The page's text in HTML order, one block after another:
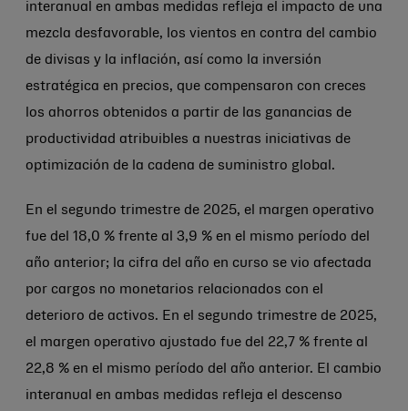
interanual en ambas medidas refleja el impacto de una
mezcla desfavorable, los vientos en contra del cambio
de divisas y la inflación, así como la inversión
estratégica en precios, que compensaron con creces
los ahorros obtenidos a partir de las ganancias de
productividad atribuibles a nuestras iniciativas de
optimización de la cadena de suministro global.
En el segundo trimestre de 2025, el margen operativo
fue del 18,0 % frente al 3,9 % en el mismo período del
año anterior; la cifra del año en curso se vio afectada
por cargos no monetarios relacionados con el
deterioro de activos. En el segundo trimestre de 2025,
el margen operativo ajustado fue del 22,7 % frente al
22,8 % en el mismo período del año anterior. El cambio
interanual en ambas medidas refleja el descenso